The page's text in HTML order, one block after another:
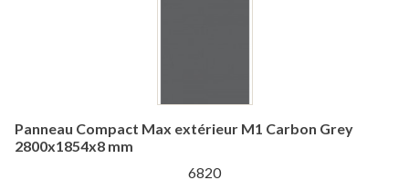
Panneau Compact Max extérieur M1 Carbon Grey
2800x1854x8 mm
6820